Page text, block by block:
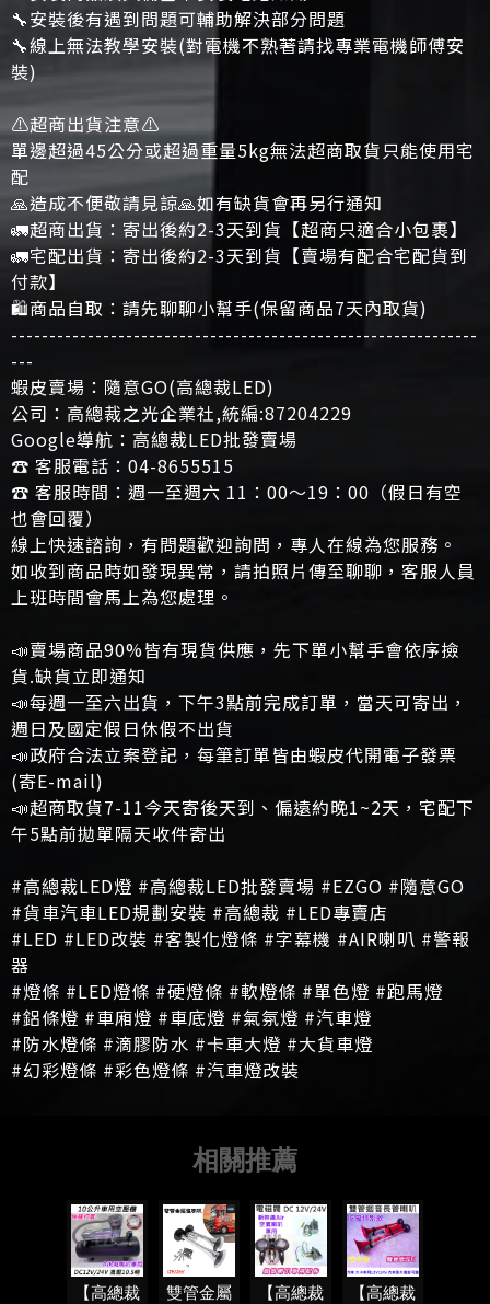
🔧安裝後有遇到問題可輔助解決部分問題
🔧線上無法教學安裝(對電機不熟著請找專業電機師傅安
裝)
⚠️超商出貨注意⚠️
單邊超過45公分或超過重量5kg無法超商取貨只能使用宅
配
🙏造成不便敬請見諒🙏如有缺貨會再另行通知
🚛超商出貨：寄出後約2-3天到貨【超商只適合小包裹】
🚛宅配出貨：寄出後約2-3天到貨【賣場有配合宅配貨到
付款】
🛍商品自取：請先聊聊小幫手(保留商品7天內取貨)
-------------------------------------------------------------
---
蝦皮賣場：隨意GO(高總裁LED)
公司：高總裁之光企業社,統編:87204229
Google導航：高總裁LED批發賣場
☎️ 客服電話：04-8655515
☎️ 客服時間：週一至週六 11：00～19：00（假日有空
也會回覆）
線上快速諮詢，有問題歡迎詢問，專人在線為您服務。
如收到商品時如發現異常，請拍照片傳至聊聊，客服人員
上班時間會馬上為您處理。
📣賣場商品90%皆有現貨供應，先下單小幫手會依序撿
貨.缺貨立即通知
📣每週一至六出貨，下午3點前完成訂單，當天可寄出，
週日及國定假日休假不出貨
📣政府合法立案登記，每筆訂單皆由蝦皮代開電子發票
(寄E-mail)
📣超商取貨7-11今天寄後天到、偏遠約晚1~2天，宅配下
午5點前拋單隔天收件寄出
#高總裁LED燈 #高總裁LED批發賣場 #EZGO #隨意GO
#貨車汽車LED規劃安裝 #高總裁 #LED專賣店
#LED #LED改裝 #客製化燈條 #字幕機 #AIR喇叭 #警報
器
#燈條 #LED燈條 #硬燈條 #軟燈條 #單色燈 #跑馬燈
#鋁條燈 #車廂燈 #車底燈 #氣氛燈 #汽車燈
#防水燈條 #滴膠防水 #卡車大燈 #大貨車燈
#幻彩燈條 #彩色燈條 #汽車燈改裝
【高總裁
雙管金屬
【高總裁
【高總裁